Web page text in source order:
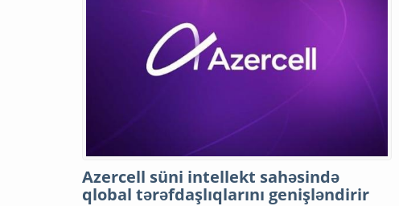
Azercell süni intellekt sahəsində
qlobal tərəfdaşlıqlarını genişləndirir